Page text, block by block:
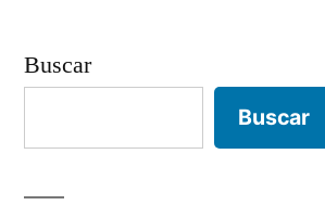
Buscar
Buscar